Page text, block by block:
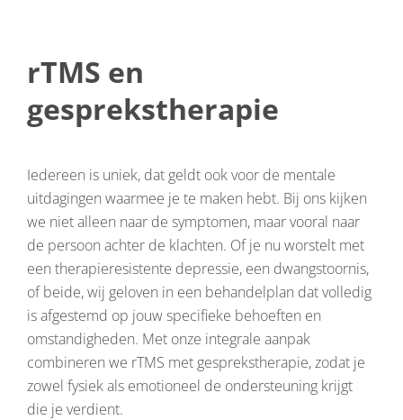
rTMS en
gesprekstherapie
Iedereen is uniek, dat geldt ook voor de mentale
uitdagingen waarmee je te maken hebt. Bij ons kijken
we niet alleen naar de symptomen, maar vooral naar
de persoon achter de klachten. Of je nu worstelt met
een therapieresistente depressie, een dwangstoornis,
of beide, wij geloven in een behandelplan dat volledig
is afgestemd op jouw specifieke behoeften en
omstandigheden. Met onze integrale aanpak
combineren we rTMS met gesprekstherapie, zodat je
zowel fysiek als emotioneel de ondersteuning krijgt
die je verdient.